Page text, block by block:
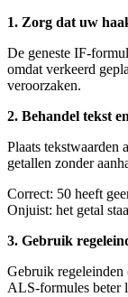
1. Zorg dat uw
De geneste IF-
omdat verkeerd
veroorzaken.
2. Behandel tekst
Plaats tekstwaarden
getallen zonder
Correct: 50 heeft
Onjuist: het getal
3. Gebruik
Gebruik
ALS-formules beter